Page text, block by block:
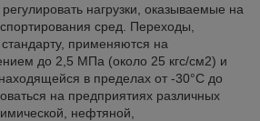
нагрузки, оказываемые на
сред. Переходы,
применяются на
до 2,5 МПа (около 25 кгс/см2) и
в пределах от -30°С до
на предприятиях различных
нефтяной,